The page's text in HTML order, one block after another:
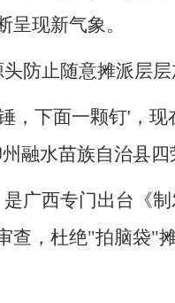
呈现新气象。
头防止随意摊派层
，下面一颗钉'，
融水苗族自治县
广西专门出台《
查，杜绝"拍脑袋"